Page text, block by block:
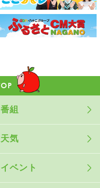
番組
天気
イベント